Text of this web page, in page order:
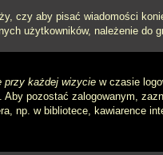
czy aby pisać wiadomości
użytkowników, należenie
przy każdej wizycie w czasie
pozostać zalogowanym,
np. w bibliotece, kawiarence